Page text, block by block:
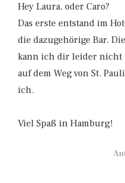
Hey Laura, oder Caro?
Das erste entstand im
die dazugehörige Bar.
kann ich dir leider nicht
auf dem Weg von St.
ich.
Viel Spaß in Hamburg!